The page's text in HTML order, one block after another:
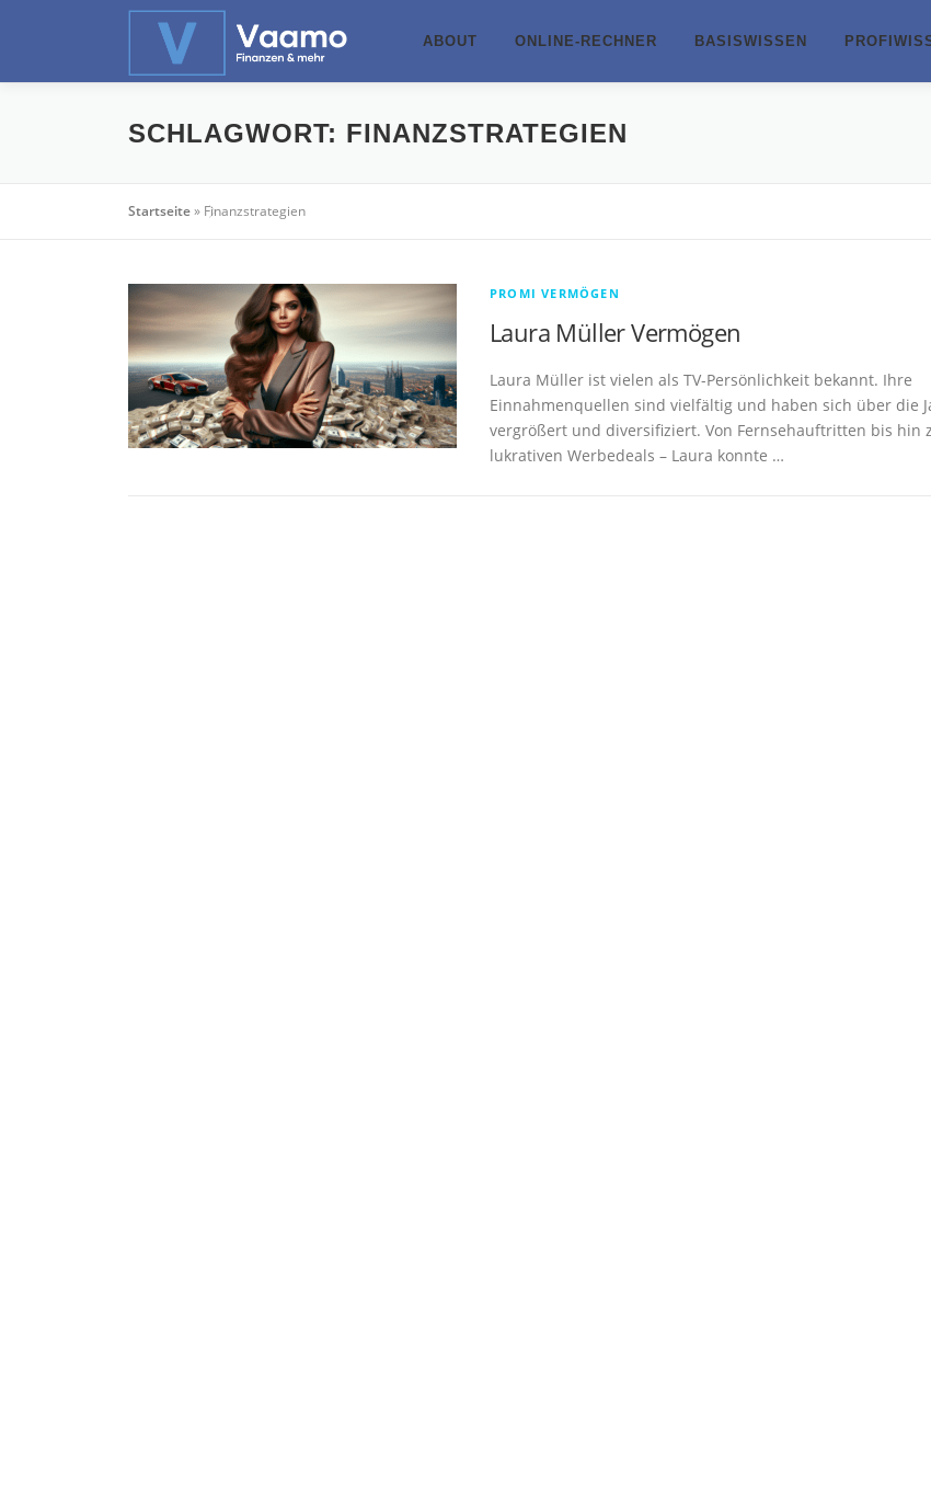
ABOUT ONLINE-RECHNER BASISWISSEN
SCHLAGWORT: FINANZSTRATEGIEN
Startseite» Finanzstrategien
PROMI VERMÖGEN
Laura Müller Vermögen
Laura Müller ist vielen als TV-Persönlichkeit bekannt. Ihre
Einnahmenquellen sind vielfältig und haben sich über die
vergrößert und diversifiziert. Von Fernsehauftritten bis hin
lukrativen Werbedeals – Laura konnte …